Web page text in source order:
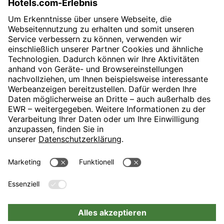
SVP Communications & PR
E-Mail:presse@revo-h.com